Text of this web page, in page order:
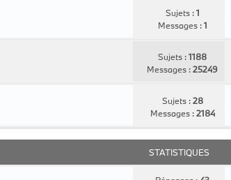
Sujets :1
Messages :1
Sujets :1188
Messages :25249
Sujets :28
Messages :2184
STATISTIQUES